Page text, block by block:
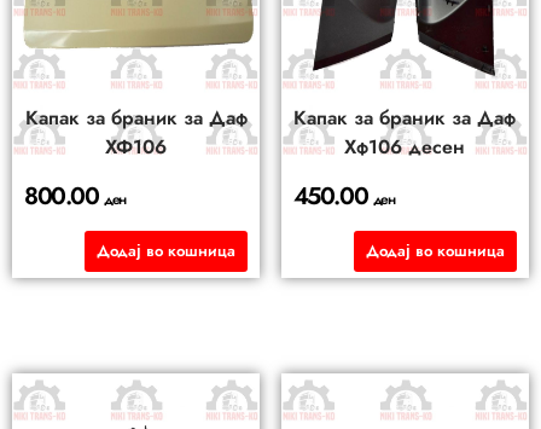
Капак за браник за Даф
ХФ106
800.00ден
Додај во кошница
Капак за браник за Даф
Хф106 десен
450.00 ден
Додај во кошница